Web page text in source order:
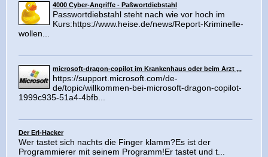
4000 Cyber-Angriffe - Paßwortdiebstahl
Passwortdiebstahl steht nach wie vor hoch im
Kurs:https://www.heise.de/news/Report-Kriminelle-
wollen...
microsoft-dragon-copilot im Krankenhaus oder beim Arzt ,,,
https://support.microsoft.com/de-
de/topic/willkommen-bei-microsoft-dragon-copilot-
1999c935-51a4-4bfb...
Der Erl-Hacker
Wer tastet sich nachts die Finger klamm?Es ist der
Programmierer mit seinem Programm!Er tastet und t...